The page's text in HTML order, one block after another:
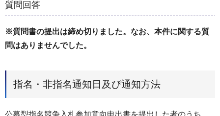
質問回答
※質問書の提出は締め切りました。なお、本件に関する質
問はありませんでした。
指名・非指名通知日及び通知方法
公募型指名競争入札参加意向申出書を提出した者のうち、